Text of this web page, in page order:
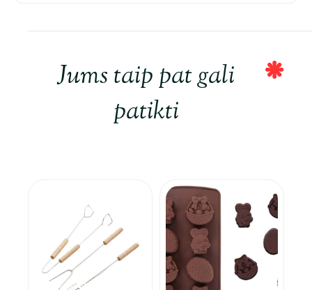
Jums taip pat gali
patikti